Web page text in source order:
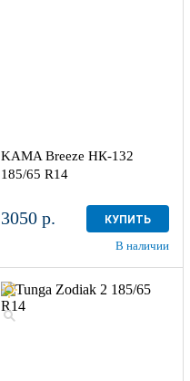
KAMA Breeze НК-132
185/65 R14
3050 р. КУПИТЬ
В наличии